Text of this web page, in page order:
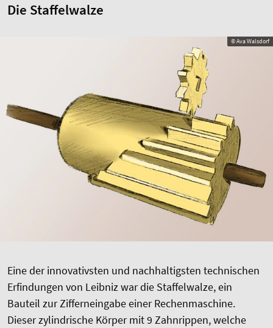
Die Staffelwalze
© Ava Walsdorf
Eine der innovativsten und nachhaltigsten technischen
Erfindungen von Leibniz war die Staffelwalze, ein
Bauteil zur Zifferneingabe einer Rechenmaschine.
Dieser zylindrische Körper mit 9 Zahnrippen, welche